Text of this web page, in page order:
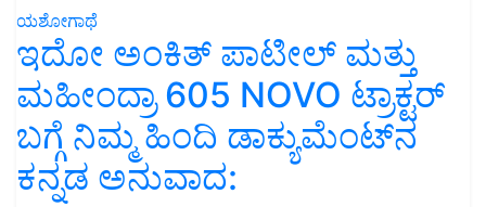
ಯಶೋಗಾಥೆ
ಇದೋ ಅಂಕಿತ್ ಪಾಟೀಲ್ ಮತ್ತು
ಮಹೀಂದ್ರಾ 605 NOVO ಟ್ರಾಕ್ಟರ್
ಬಗ್ಗೆ ನಿಮ್ಮ ಹಿಂದಿ ಡಾಕ್ಯುಮೆಂಟ್‌ನ
ಕನ್ನಡ ಅನುವಾದ: